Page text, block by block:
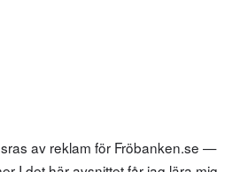
av reklam för Fröbanken.se —